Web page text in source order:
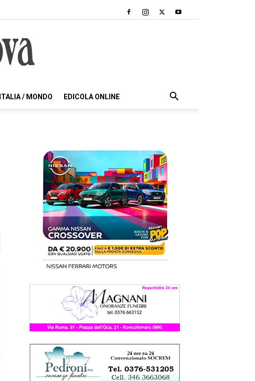
ITALIA / MONDO EDICOLA ONLINE